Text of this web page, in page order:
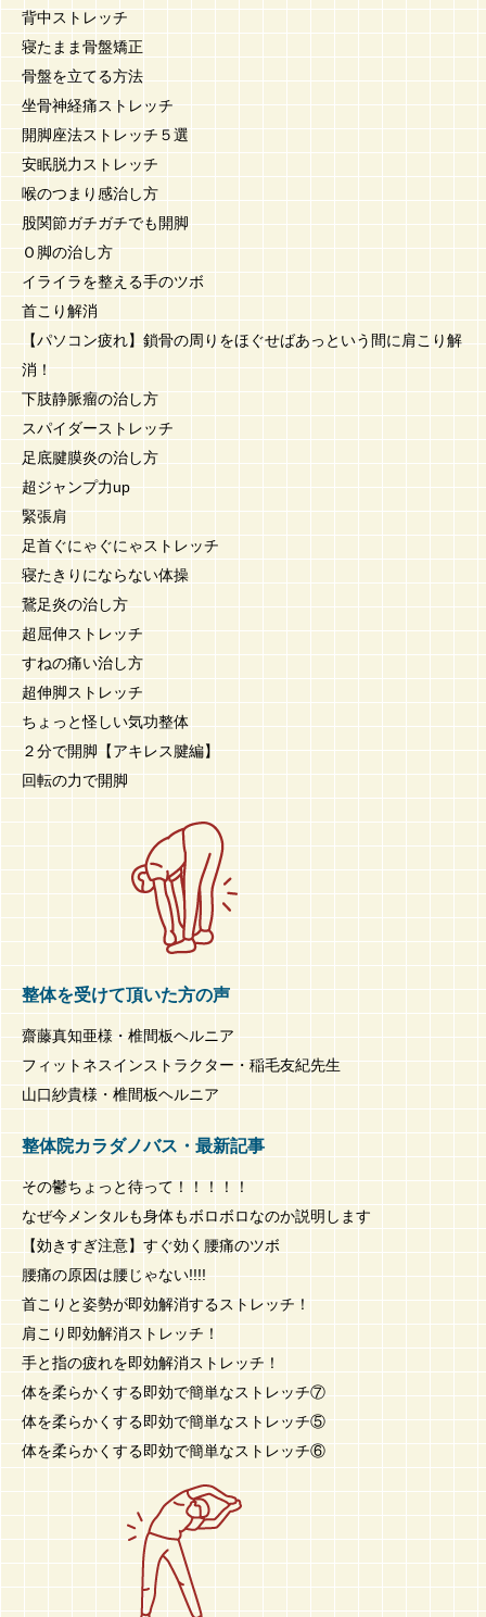
背中ストレッチ
寝たまま骨盤矯正
骨盤を立てる方法
坐骨神経痛ストレッチ
開脚座法ストレッチ５選
安眠脱力ストレッチ
喉のつまり感治し方
股関節ガチガチでも開脚
Ｏ脚の治し方
イライラを整える手のツボ
首こり解消
【パソコン疲れ】鎖骨の周りをほぐせばあっという間に肩こり解
消！
下肢静脈瘤の治し方
スパイダーストレッチ
足底腱膜炎の治し方
超ジャンプ力up
緊張肩
足首ぐにゃぐにゃストレッチ
寝たきりにならない体操
鵞足炎の治し方
超屈伸ストレッチ
すねの痛い治し方
超伸脚ストレッチ
ちょっと怪しい気功整体
２分で開脚【アキレス腱編】
回転の力で開脚
整体を受けて頂いた方の声
齋藤真知亜様・椎間板ヘルニア
フィットネスインストラクター・稲毛友紀先生
山口紗貴様・椎間板ヘルニア
整体院カラダノバス・最新記事
その鬱ちょっと待って！！！！！
なぜ今メンタルも身体もボロボロなのか説明します
【効きすぎ注意】すぐ効く腰痛のツボ
腰痛の原因は腰じゃない!!!!
首こりと姿勢が即効解消するストレッチ！
肩こり即効解消ストレッチ！
手と指の疲れを即効解消ストレッチ！
体を柔らかくする即効で簡単なストレッチ⑦
体を柔らかくする即効で簡単なストレッチ⑤
体を柔らかくする即効で簡単なストレッチ⑥